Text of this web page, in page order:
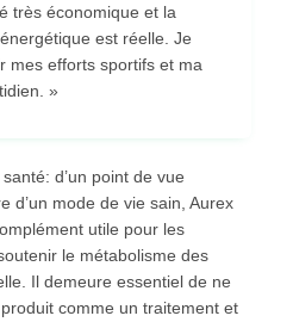
très économique et la
est réelle. Je
mes efforts sportifs et ma
»
d’un point de vue
d’un mode de vie sain, Aurex
utile pour les
le métabolisme des
Il demeure essentiel de ne
comme un traitement et